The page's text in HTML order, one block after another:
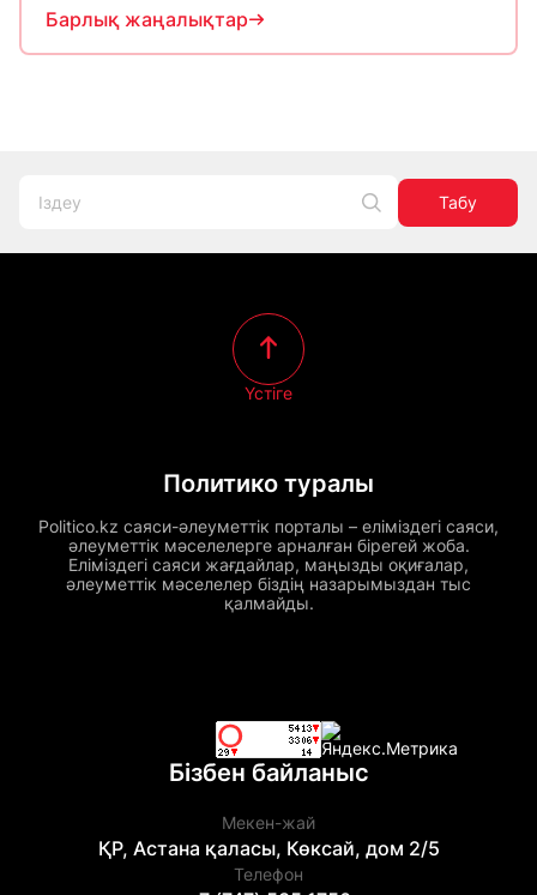
Барлық жаңалықтар
Табу
Политико туралы
Politico.kz саяси-әлеуметтік порталы – еліміздегі саяси,
әлеуметтік мәселелерге арналған бірегей жоба.
Еліміздегі саяси жағдайлар, маңызды оқиғалар,
әлеуметтік мәселелер біздің назарымыздан тыс
қалмайды.
Үстіге
Бізбен байланыс
Мекен-жай
ҚР, Астана қаласы, Көксай, дом 2/5
Телефон